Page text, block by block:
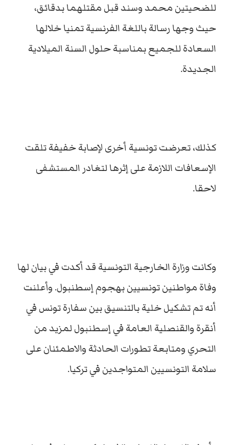
للضحيتين محمد وسند قبل مقتلهما بدقائق،
حيث وجها رسالة باللغة الفرنسية تمنيا خلالها
السعادة للجميع بمناسبة حلول السنة الميلادية
الجديدة.
كذلك، تعرضت تونسية أخرى لإصابة خفيفة تلقت
الإسعافات اللازمة على إثرها لتغادر المستشفى
لاحقا.
وكانت وزارة الخارجية التونسية قد أكدت في بيان لها
وفاة مواطنين تونسيين بهجوم إسطنبول. وأعلنت
أنه تم تشكيل خلية بالتنسيق بين سفارة تونس في
أنقرة والقنصلية العامة في إسطنبول لمزيد من
التحري ومتابعة تطورات الحادثة والاطمئنان على
سلامة التونسيين المتواجدين في تركيا.